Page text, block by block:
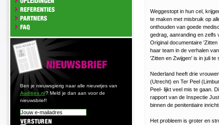
Ben je nieuwsgierig naar alle nieuwtjes van
Audities.nl? Meld je dan aan voor de
nieuwsbrief!
Weggestopt in hun cel,
te maken met misbruik op
onthouden van goede
gedrag, aanranding en zelfs
Original documentaire
haar team in de verhalen
'Zitten en Zwijgen' is in juli te
Nederland heeft drie
(Utrecht) en Ter Peel
Peel- lijkt veel mis te gaan.
rapport van de Inspectie
binnen de penitentiaire
Het probleem is groter en